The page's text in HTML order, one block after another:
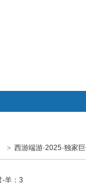
搜索
> 西游端游·2025·独家